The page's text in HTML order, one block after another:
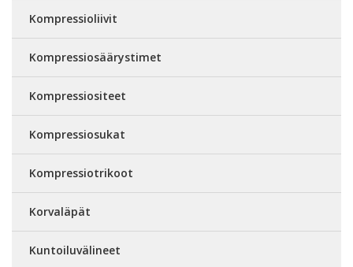
Kompressioliivit
Kompressiosäärystimet
Kompressiositeet
Kompressiosukat
Kompressiotrikoot
Korvaläpät
Kuntoiluvälineet